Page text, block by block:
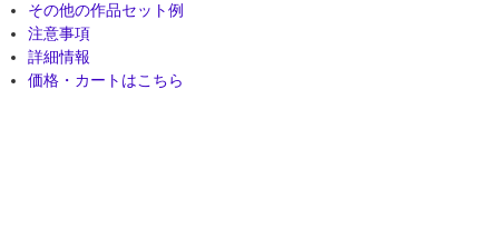
その他の作品セット例
注意事項
詳細情報
価格・カートはこちら